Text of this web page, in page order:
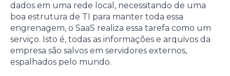
dados em uma rede local, necessitando de uma
boa estrutura de TI para manter toda essa
engrenagem, o SaaS realiza essa tarefa como um
serviço. Isto é, todas as informações e arquivos da
empresa são salvos em servidores externos,
espalhados pelo mundo.